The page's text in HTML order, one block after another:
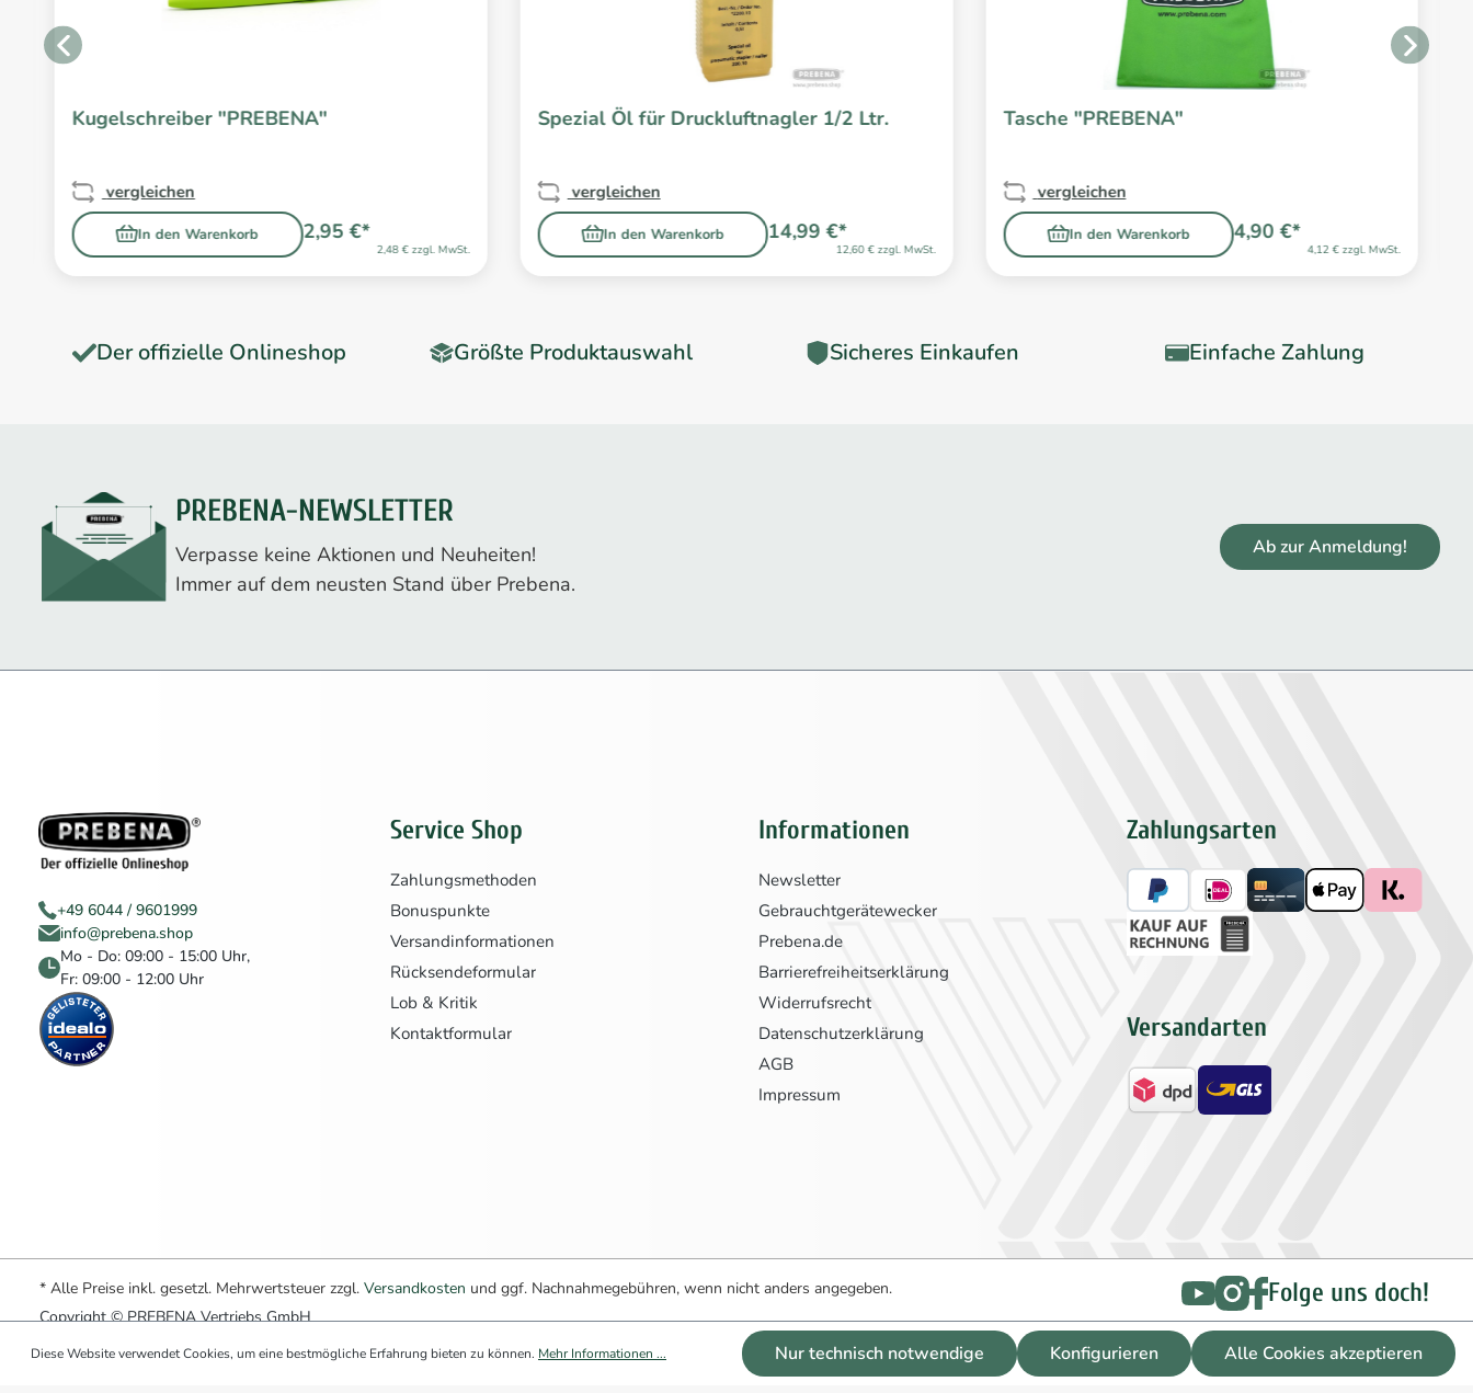
Kugelschreiber "PREBENA"
In den Warenkorb
vergleichen
2,48 € zzgl. MwSt.
2,95 €*
Spezial Öl für Druckluftnagler 1/2 Ltr.
In den Warenkorb
vergleichen
12,60 € zzgl. MwSt.
14,99 €*
Tasche "PREBENA"
In den Warenkorb
vergleichen
4,12 € zzgl. MwSt.
4,90 €*
Der offizielle Onlineshop Größte Produktauswahl Sicheres Einkaufen Einfache Zahlung
PREBENA-NEWSLETTER
Verpasse keine Aktionen und Neuheiten!
Immer auf dem neusten Stand über Prebena.
Ab zur Anmeldung!
+49 6044 / 9601999
info@prebena.shop
Mo - Do: 09:00 - 15:00 Uhr,
Fr: 09:00 - 12:00 Uhr
Service Shop
Zahlungsmethoden
Bonuspunkte
Versandinformationen
Rücksendeformular
Lob & Kritik
Kontaktformular
Informationen
Newsletter
Gebrauchtgerätewecker
Prebena.de
Barrierefreiheitserklärung
Widerrufsrecht
Datenschutzerklärung
AGB
Impressum
Zahlungsarten
Versandarten
* Alle Preise inkl. gesetzl. Mehrwertsteuer zzgl. Versandkosten und ggf. Nachnahmegebühren, wenn nicht anders angegeben.
Copyright © PREBENA Vertriebs GmbH
Folge uns doch!
Diese Website verwendet Cookies, um eine bestmögliche Erfahrung bieten zu können. Mehr Informationen ... Nur technisch notwendige Konfigurieren Alle Cookies akzeptieren